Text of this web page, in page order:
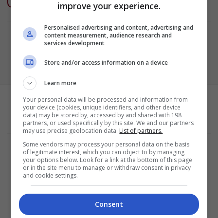
Termos e Condições
Política de Privacidade
Configurações de privacidade e cookies
Sobre a empresa
improve your experience.
Personalised advertising and content, advertising and
content measurement, audience research and
services development
Store and/or access information on a device
Learn more
Your personal data will be processed and information from
your device (cookies, unique identifiers, and other device
data) may be stored by, accessed by and shared with 198
partners, or used specifically by this site. We and our partners
may use precise geolocation data. List of partners.
Some vendors may process your personal data on the basis
of legitimate interest, which you can object to by managing
your options below. Look for a link at the bottom of this page
or in the site menu to manage or withdraw consent in privacy
and cookie settings.
Consent